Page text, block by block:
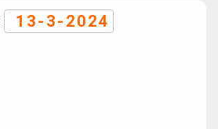
13-3-2024